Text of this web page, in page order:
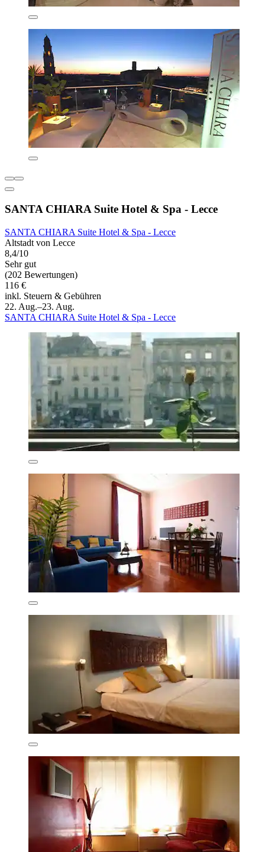
SANTA CHIARA Suite Hotel & Spa - Lecce
SANTA CHIARA Suite Hotel & Spa - Lecce
Altstadt von Lecce
8,4/10
Sehr gut
(202 Bewertungen)
116 €
inkl. Steuern & Gebühren
22. Aug.–23. Aug.
SANTA CHIARA Suite Hotel & Spa - Lecce